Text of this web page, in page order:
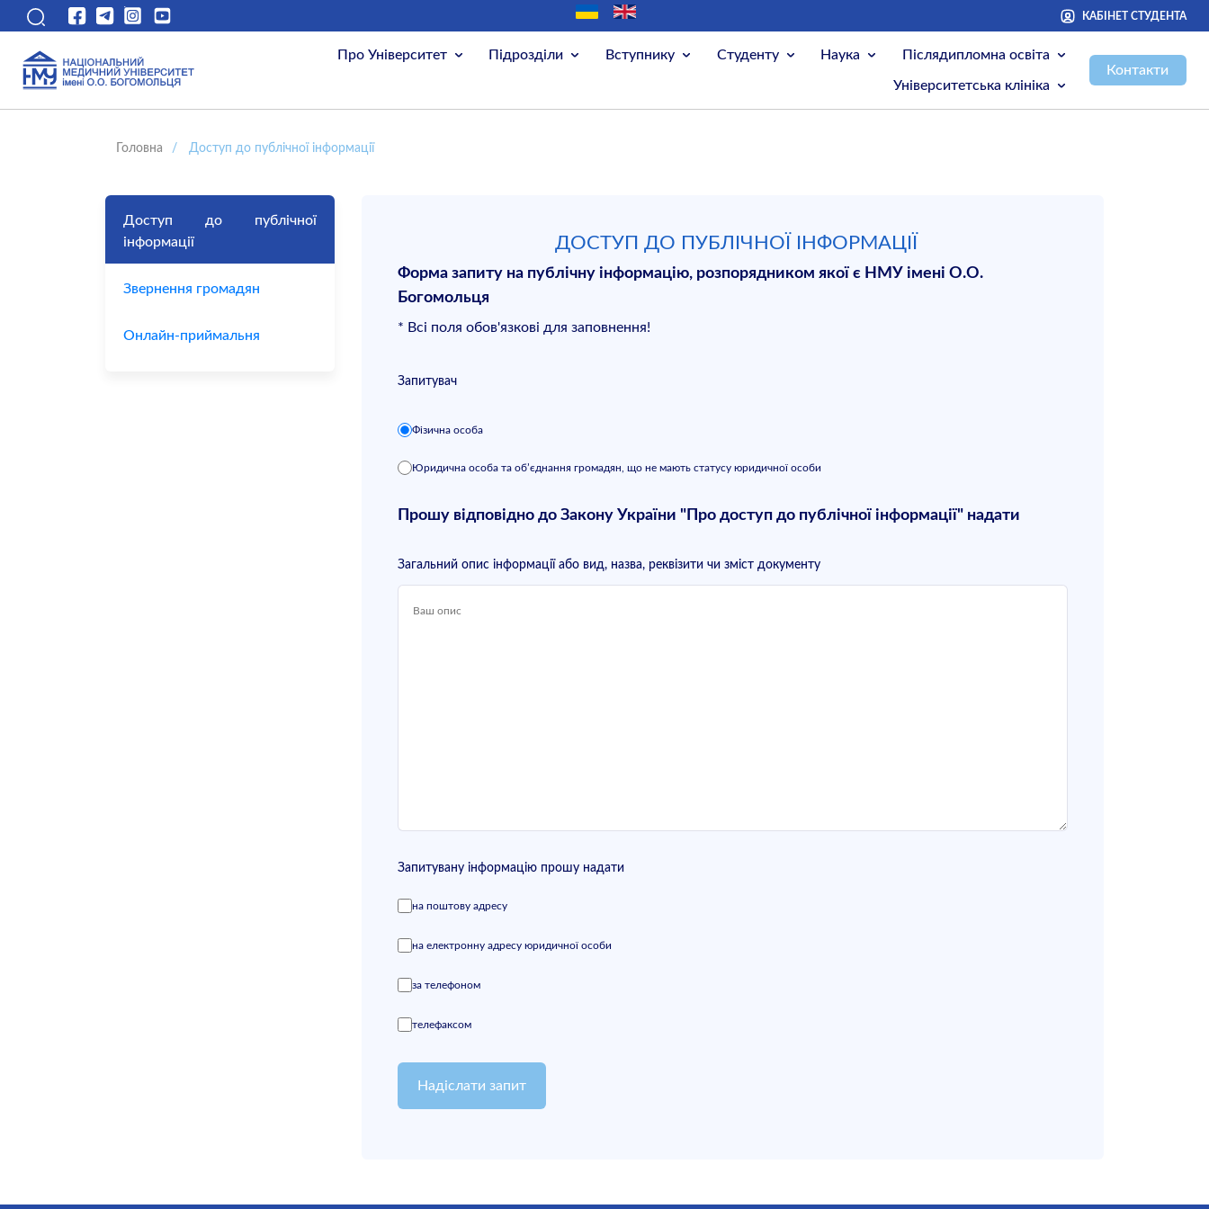
КАБІНЕТ СТУДЕНТА
Про Університет Підрозділи Вступнику Студенту Наука Післядипломна освіта
Університетська клініка
Контакти
Головна / Доступ до публічної інформації
Доступ до публічної
інформації
Звернення громадян
Онлайн-приймальня
ДОСТУП ДО ПУБЛІЧНОЇ ІНФОРМАЦІЇ
Форма запиту на публічну інформацію, розпорядником якої є НМУ імені О.О.
Богомольця
* Всі поля обов'язкові для заповнення!
Запитувач
Фізична особа
Юридична особа та об’єднання громадян, що не мають статусу юридичної особи
Прошу відповідно до Закону України "Про доступ до публічної інформації" надати
Загальний опис інформації або вид, назва, реквізити чи зміст документу
Запитувану інформацію прошу надати
на поштову адресу
на електронну адресу юридичної особи
за телефоном
телефаксом